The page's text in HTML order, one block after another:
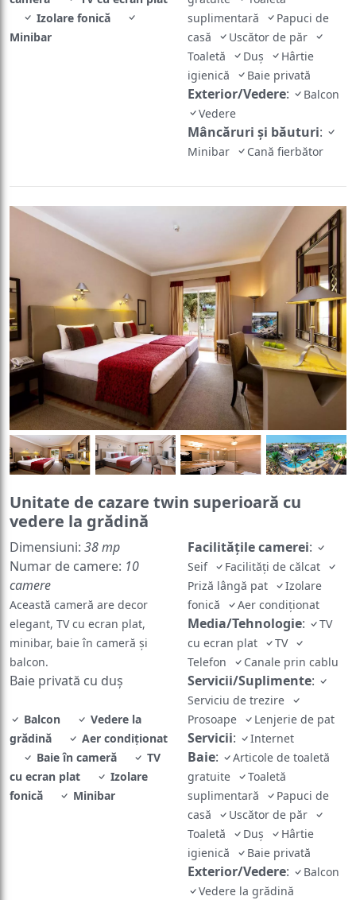
Izolare fonică
Minibar
suplimentară
Papuci de
casă
Uscător de păr
Toaletă
Duş
Hârtie
igienică
Baie privată
Exterior/Vedere:
Balcon
Vedere
Mâncăruri și băuturi:
Minibar Cană fierbător
Unitate de cazare twin superioară cu
vedere la grădină
Dimensiuni: 38 mp
Numar de camere: 10
camere
Această cameră are decor
elegant, TV cu ecran plat,
minibar, baie în cameră și
balcon.
Baie privată cu duș
Balcon
Vedere la
grădină
Aer condiţionat
Baie în cameră
TV
cu ecran plat
Izolare
fonică
Minibar
Facilităţile camerei:
Seif
Facilităţi de călcat
Priză lângă pat
Izolare
fonică
Aer condiţionat
Media/Tehnologie:
TV
cu ecran plat
TV
Telefon
Canale prin cablu
Servicii/Suplimente:
Serviciu de trezire
Prosoape
Lenjerie de pat
Servicii: Internet
Baie:
Articole de toaletă
gratuite
Toaletă
suplimentară
Papuci de
casă
Uscător de păr
Toaletă
Duş
Hârtie
igienică
Baie privată
Exterior/Vedere:
Balcon
Vedere la grădină